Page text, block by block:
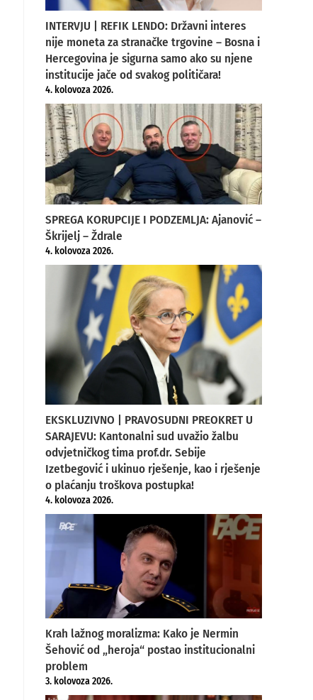
INTERVJU | REFIK LENDO: Državni interes
nije moneta za stranačke trgovine – Bosna i
Hercegovina je sigurna samo ako su njene
institucije jače od svakog političara!
4. kolovoza 2026.
SPREGA KORUPCIJE I PODZEMLJA: Ajanović –
Škrijelj – Ždrale
4. kolovoza 2026.
EKSKLUZIVNO | PRAVOSUDNI PREOKRET U
SARAJEVU: Kantonalni sud uvažio žalbu
odvjetničkog tima prof.dr. Sebije
Izetbegović i ukinuo rješenje, kao i rješenje
o plaćanju troškova postupka!
4. kolovoza 2026.
Krah lažnog moralizma: Kako je Nermin
Šehović od „heroja“ postao institucionalni
problem
3. kolovoza 2026.